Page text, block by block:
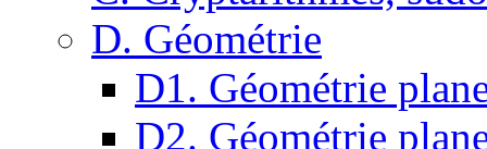
D. Géométrie
D1. Géométrie
D2. Géométrie